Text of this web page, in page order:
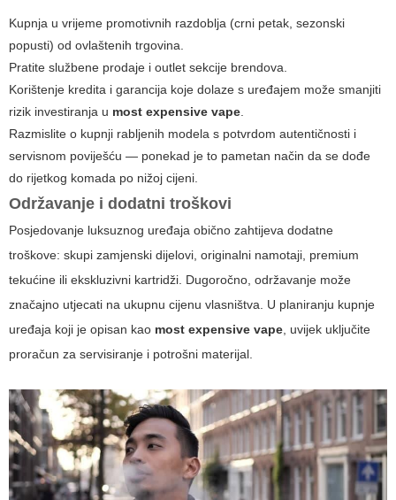
Kupnja u vrijeme promotivnih razdoblja (crni petak, sezonski
popusti) od ovlaštenih trgovina.
Pratite službene prodaje i outlet sekcije brendova.
Korištenje kredita i garancija koje dolaze s uređajem može smanjiti
rizik investiranja u most expensive vape.
Razmislite o kupnji rabljenih modela s potvrdom autentičnosti i
servisnom poviješću — ponekad je to pametan način da se dođe
do rijetkog komada po nižoj cijeni.
Održavanje i dodatni troškovi
Posjedovanje luksuznog uređaja obično zahtijeva dodatne
troškove: skupi zamjenski dijelovi, originalni namotaji, premium
tekućine ili ekskluzivni kartridži. Dugoročno, održavanje može
značajno utjecati na ukupnu cijenu vlasništva. U planiranju kupnje
uređaja koji je opisan kao most expensive vape, uvijek uključite
proračun za servisiranje i potrošni materijal.